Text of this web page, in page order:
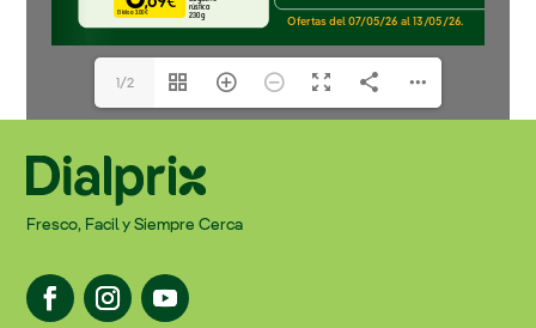
1/2
Fresco, Facil y Siempre Cerca